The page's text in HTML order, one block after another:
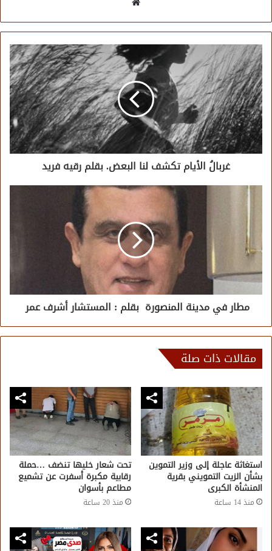
غربالُ الأيام تكشف لنا البعض. بقلم رقيه فريد
مطار في مدينة المنصورة بقلم : المستشار أشرف عمر
مقالات ذات صلة
استغاثة عاجلة إلى وزير التموين
بشأن الزيت التمويني بقرية
المنشأة الكبرى
منذ 14 ساعة
تحت شعار خليها تنضف …حملة
رقابية مكبرة أسفرت عن تشميع
مطاعم بأسوان
منذ 20 ساعة